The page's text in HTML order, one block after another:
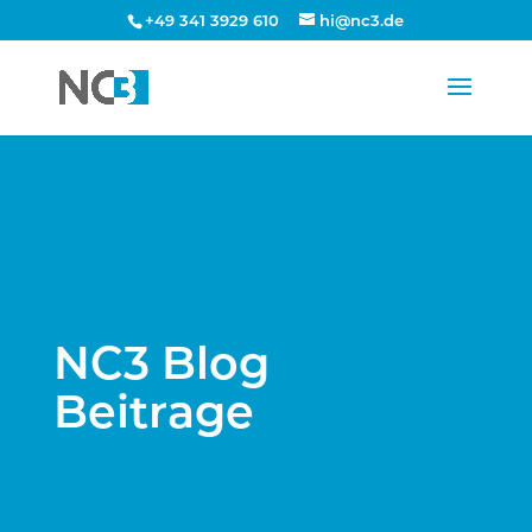
+49 341 3929 610 hi@nc3.de
NC3 Blog
Beitrage